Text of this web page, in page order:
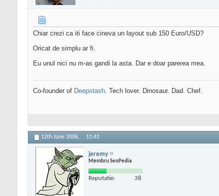
Chiar crezi ca iti face cineva un layout sub 150 Euro/USD?
Oricat de simplu ar fi.
Eu unul nici nu m-as gandi la asta. Dar e doar parerea mea.
Co-founder of Deepstash. Tech lover. Dinosaur. Dad. Chef.
12th June 2006, 11:41
jeremy
Membru SeoPedia
Reputatie: 38